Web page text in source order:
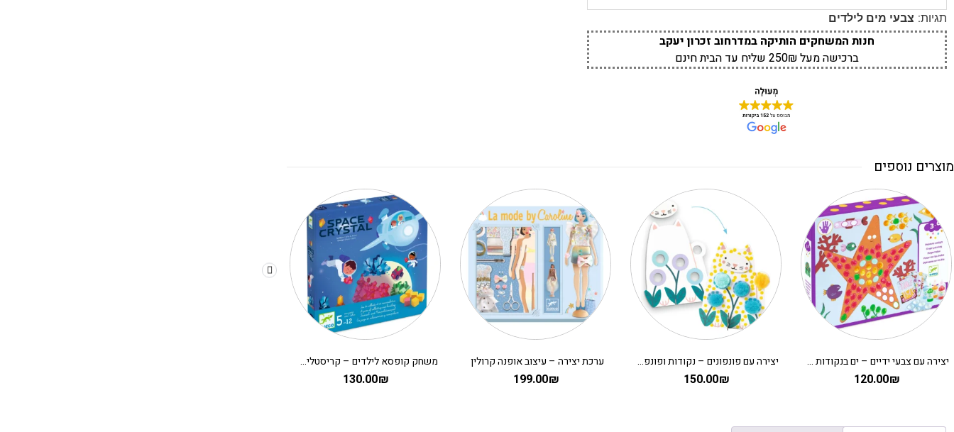
תגיות: צבעי מים לילדים
חנות המשחקים הותיקה במדרחוב זכרון יעקב
ברכישה מעל 250₪ שליח עד הבית חינם
מוצרים נוספים
יצירה עם צבעי ידיים – ים בנקודות DJECO
120.00₪
יצירה עם פונפונים – נקודות ופונפונים בדשא DJECO
150.00₪
ערכת יצירה – עיצוב אופנה קרולין
199.00₪
משחק קופסא לילדים – קריסטלים בחלל
130.00₪